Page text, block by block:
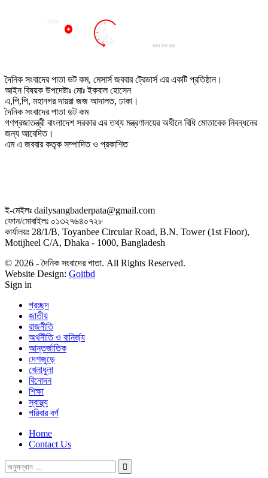
দৈনিক সংবাদের পাতা ডট কম, মেসার্স জববার ট্রেডার্স এর একটি প্রতিষ্ঠান।
আইন বিষয়ক উপদেষ্টাঃ মোঃ ইকবাল হোসেন
এ,পি,পি, মহানগর দায়রা জজ আদালত, ঢাকা।
দৈনিক সংবাদের পাতা ডট কম
গণপ্রজাতন্ত্রী বাংলাদেশ সরকার এর তথ্য মন্ত্রণালয়ের অধীনে বিধি মোতাবেক নিবন্ধনের
জন্য আবেদিত।
এম এ জববার কতৃক সম্পাদিত ও প্রকাশিত
ই-মেইলঃ dailysangbaderpata@gmail.com
ফোন/মোবাইলঃ ০১৩২৭৬৪০৭২৮
কার্যালয়ঃ 28/1/B, Toyanbee Circular Road, B.N. Tower (1st Floor),
Motijheel C/A, Dhaka - 1000, Bangladesh
© 2026 - দৈনিক সংবাদের পাতা. All Rights Reserved.
Website Design: Goitbd
Sign in
প্রচ্ছদ
জাতীয়
রাজনীতি
অর্থনীতি ও বানির্জ্য
আন্তর্জাতিক
দেশজুড়ে
খেলাধুলা
বিনোদন
শিক্ষা
স্বাস্থ্য
পরিবার বর্গ
Home
Contact Us